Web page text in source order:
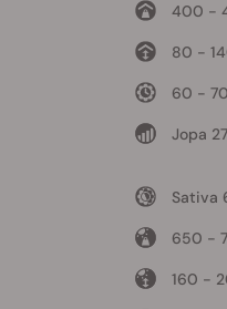
400 -
80 -
60 -
Jopa
Sativa
650 -
160 -